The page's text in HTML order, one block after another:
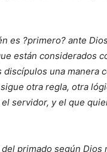
es ?primero? ante
están considerados
una manera
otra regla, otra
servidor, y el que
primado según